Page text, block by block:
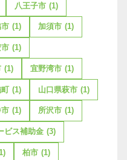
八王子市 (1)
(1) 加須市 (1)
(1)
(1) 宜野湾市 (1)
(1) 山口県萩市 (1)
(1) 所沢市 (1)
ビス補助金 (3)
柏市 (1)